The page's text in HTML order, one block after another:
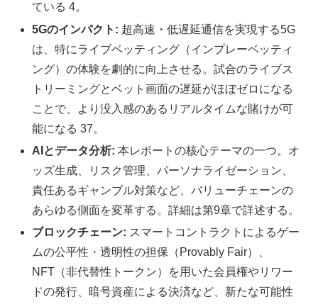
ている 4。
5Gのインパクト: 超高速・低遅延通信を実現する5G
は、特にライブベッティング（インプレーベッティ
ング）の体験を劇的に向上させる。試合のライブス
トリーミングとベット画面の遅延がほぼゼロになる
ことで、より没入感のあるリアルタイムな賭けが可
能になる 37。
AIとデータ分析: 本レポートの核心テーマの一つ。オ
ッズ生成、リスク管理、パーソナライゼーション、
責任あるギャンブル対策など、バリューチェーンの
あらゆる側面を変革する。詳細は第9章で詳述する。
ブロックチェーン: スマートコントラクトによるゲー
ムの公平性・透明性の担保（Provably Fair）、
NFT（非代替性トークン）を用いた会員権やリワー
ドの発行、暗号資産による決済など、新たな可能性